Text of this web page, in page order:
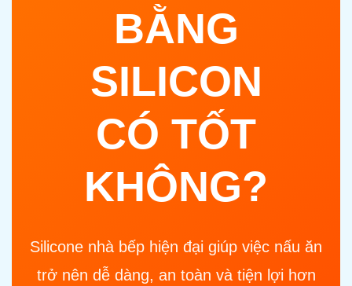
BẰNG
SILICON
CÓ TỐT
KHÔNG?
Silicone nhà bếp hiện đại giúp việc nấu ăn
trở nên dễ dàng, an toàn và tiện lợi hơn